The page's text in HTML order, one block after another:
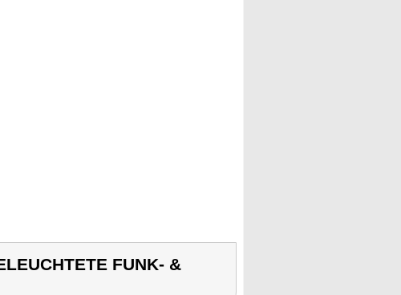
FUNK- &